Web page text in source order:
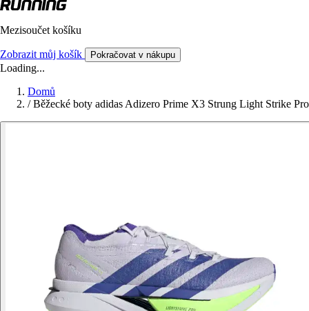
Mezisoučet košíku
Zobrazit můj košík Pokračovat v nákupu
Loading...
Domů
/ Běžecké boty adidas Adizero Prime X3 Strung Light Strike Pro